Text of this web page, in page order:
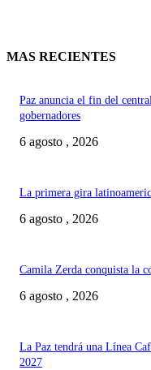
MAS RECIENTES
Paz anuncia el fin del
gobernadores
6 agosto , 2026
La primera gira
6 agosto , 2026
Camila Zerda conquista la
6 agosto , 2026
La Paz tendrá una Línea
2027